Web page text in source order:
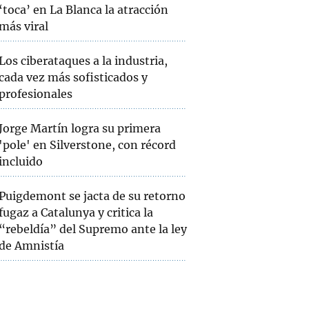
‘toca’ en La Blanca la atracción
viral
ciberataques a la industria,
vez más sofisticados y
Martín logra su primera
'pole' en Silverstone, con récord
se jacta de su retorno
a Catalunya y critica la
“rebeldía” del Supremo ante la ley
Amnistía